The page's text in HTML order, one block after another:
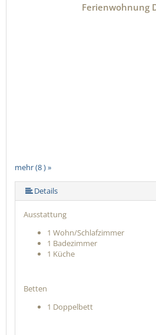
mehr (8 ) »
mehr (8 ) »
mehr (8 ) »
mehr (8 ) »
mehr (8 ) »
Ferienwohnung
Details
Ausstattung
1 Wohn/Schlafzimmer
1 Badezimmer
1 Küche
Betten
1 Doppelbett